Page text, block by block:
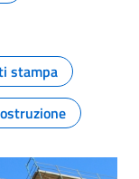
stampa